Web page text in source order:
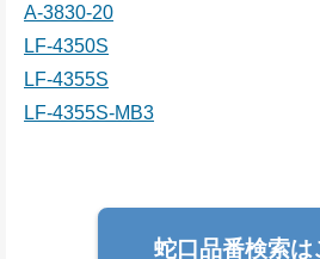
A-3830-20
LF-4350S
LF-4355S
LF-4355S-MB3
蛇口品番検索は